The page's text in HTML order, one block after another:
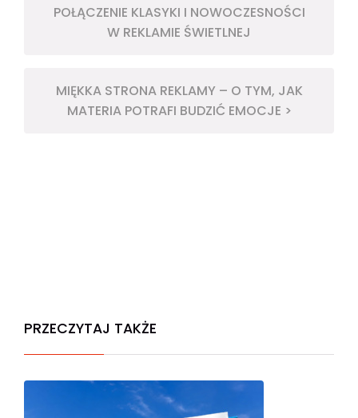
POŁĄCZENIE KLASYKI I NOWOCZESNOŚCI
W REKLAMIE ŚWIETLNEJ
MIĘKKA STRONA REKLAMY – O TYM, JAK
MATERIA POTRAFI BUDZIĆ EMOCJE >
PRZECZYTAJ TAKŻE